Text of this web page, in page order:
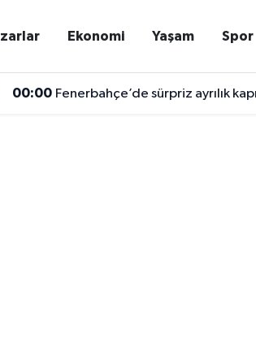
Ekonomi Yaşam Spor
00:00 Fenerbahçe’de sürpriz ayrılık